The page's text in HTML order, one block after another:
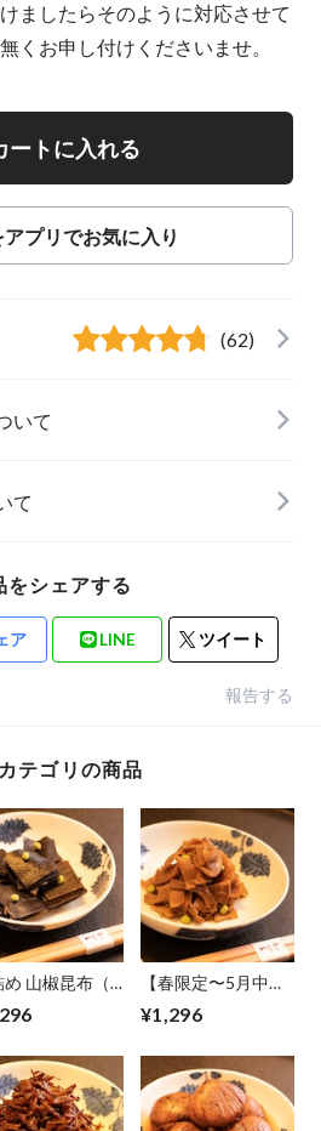
ましたらそのように対応させて
くお申し付けくださいませ。
ートに入れる
プリでお気に入り
(62)
いて
て
をシェアする
ア LINE ツイート
報告する
テゴリの商品
め 山椒昆布（1
【春限定〜5月中
（150g）
¥1,296